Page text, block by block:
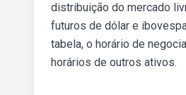
distribuição do mercado
futuros de dólar e
tabela, o horário de
horários de outros ativos.